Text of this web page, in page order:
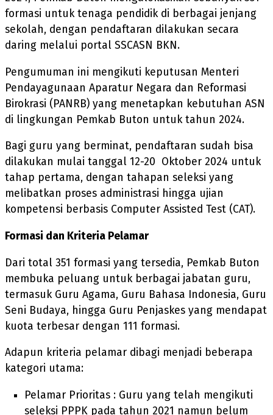
formasi untuk tenaga pendidik di berbagai jenjang
sekolah, dengan pendaftaran dilakukan secara
daring melalui portal SSCASN BKN.
Pengumuman ini mengikuti keputusan Menteri
Pendayagunaan Aparatur Negara dan Reformasi
Birokrasi (PANRB) yang menetapkan kebutuhan ASN
di lingkungan Pemkab Buton untuk tahun 2024.
Bagi guru yang berminat, pendaftaran sudah bisa
dilakukan mulai tanggal 12-20 Oktober 2024 untuk
tahap pertama, dengan tahapan seleksi yang
melibatkan proses administrasi hingga ujian
kompetensi berbasis Computer Assisted Test (CAT).
Formasi dan Kriteria Pelamar
Dari total 351 formasi yang tersedia, Pemkab Buton
membuka peluang untuk berbagai jabatan guru,
termasuk Guru Agama, Guru Bahasa Indonesia, Guru
Seni Budaya, hingga Guru Penjaskes yang mendapat
kuota terbesar dengan 111 formasi.
Adapun kriteria pelamar dibagi menjadi beberapa
kategori utama:
Pelamar Prioritas : Guru yang telah mengikuti
seleksi PPPK pada tahun 2021 namun belum